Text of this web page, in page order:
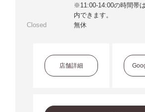
※11:00-14:00の時間帯
内できます。
Closed
無休
店舗詳細